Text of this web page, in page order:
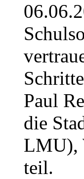
Paul
die
LMU),
teil.